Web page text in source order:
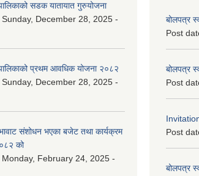
सडक यातायात गुरुयोजना
Sunday, December 28, 2025 -
प्रथम आवधिक योजना २०८२
Sunday, December 28, 2025 -
संशोधन भएका बजेट तथा कार्यक्रम
को
Monday, February 24, 2025 -
बोलपत्र
Post
बोलपत्र
Post
Post
बोलपत्र